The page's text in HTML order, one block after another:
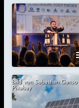
Bild von Sebastian Ganso
Pixabay